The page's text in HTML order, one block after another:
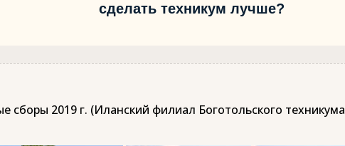
сделать техникум лучше?
сборы 2019 г. (Иланский филиал Боготольского